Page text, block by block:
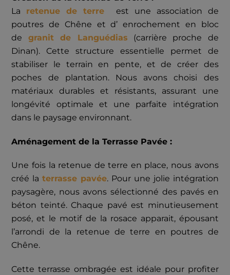
La retenue de terre est une association de
poutres de Chêne et d’ enrochement en bloc
de granit de Languédias (carrière proche de
Dinan). Cette structure essentielle permet de
stabiliser le terrain en pente, et de créer des
poches de plantation. Nous avons choisi des
matériaux durables et résistants, assurant une
longévité optimale et une parfaite intégration
dans le paysage environnant.
Aménagement de la Terrasse Pavée :
Une fois la retenue de terre en place, nous avons
créé laterrasse pavée. Pour une jolie intégration
paysagère, nous avons sélectionné des pavés en
béton teinté. Chaque pavé est minutieusement
posé, et le motif de la rosace apparait, épousant
l’arrondi de la retenue de terre en poutres de
Chêne.
Cette terrasse ombragée est idéale pour profiter